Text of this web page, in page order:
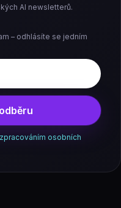
AI newsletterů.
– odhlásíte se jedním
zpracováním osobních